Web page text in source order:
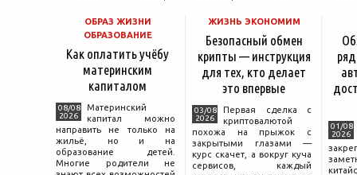
ОБРАЗ ЖИЗНИ
ОБРАЗОВАНИЕ
Как оплатить учёбу
материнским
капиталом
08/08
2026
Материнский
капитал можно
направить не только на
жильё, но и на
образование детей.
Многие родители не
ЖИЗНЬ ЭКОНОМИМ
Безопасный обмен
крипты — инструкция
для тех, кто делает
это впервые
03/08
2026
Первая сделка с
криптовалютой
похожа на прыжок с
закрытыми глазами —
курс скачет, а вокруг куча
сервисов, каждый
01/08
2026